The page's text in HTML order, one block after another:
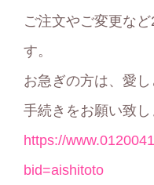
ご注文やご変更な
す。
お急ぎの方は、愛
手続きをお願い致し
https://
bid=aishitoto